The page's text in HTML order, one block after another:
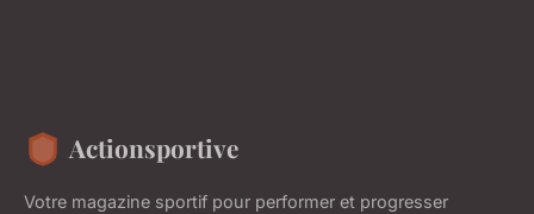
Actionsportive
Votre magazine sportif pour performer et progresser